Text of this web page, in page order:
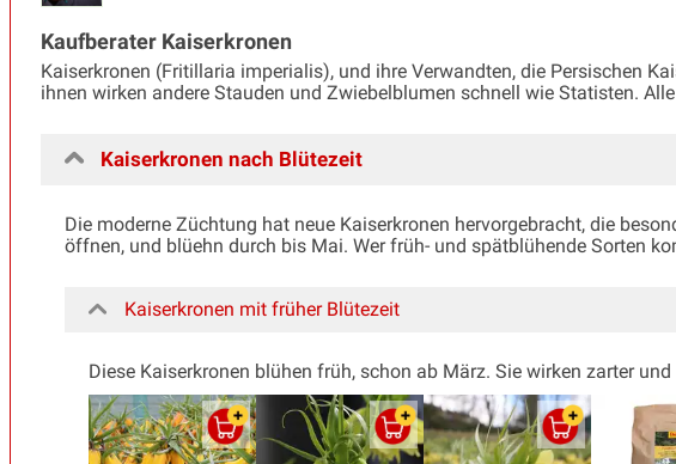
Kaufberater Kaiserkronen
Kaiserkronen (Fritillaria imperialis), und ihre Verwandten, die Persischen
ihnen wirken andere Stauden und Zwiebelblumen schnell wie Statisten.
Kaiserkronen nach Blütezeit
Die moderne Züchtung hat neue Kaiserkronen hervorgebracht, die
öffnen, und blüehn durch bis Mai. Wer früh- und spätblühende Sorten
Kaiserkronen mit früher Blütezeit
Diese Kaiserkronen blühen früh, schon ab März. Sie wirken zarter